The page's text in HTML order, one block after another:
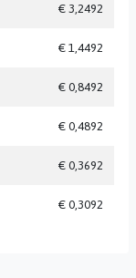
€ 3,2492
€ 1,4492
€ 0,8492
€ 0,4892
€ 0,3692
€ 0,3092